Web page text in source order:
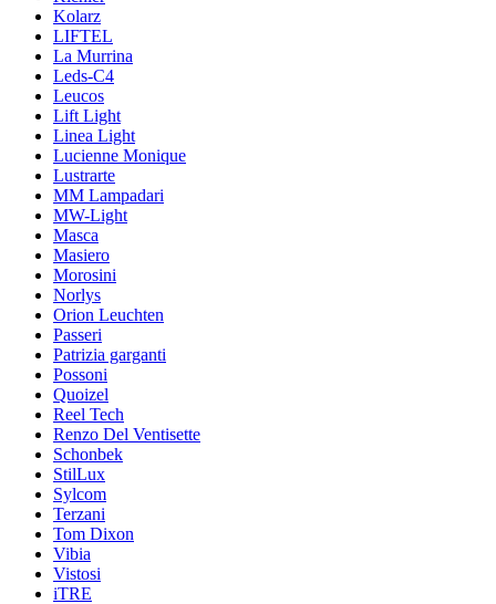
Kolarz
LIFTEL
La Murrina
Leds-C4
Leucos
Lift Light
Linea Light
Lucienne Monique
Lustrarte
MM Lampadari
MW-Light
Masca
Masiero
Morosini
Norlys
Orion Leuchten
Passeri
Patrizia garganti
Possoni
Quoizel
Reel Tech
Renzo Del Ventisette
Schonbek
StilLux
Sylcom
Terzani
Tom Dixon
Vibia
Vistosi
iTRE